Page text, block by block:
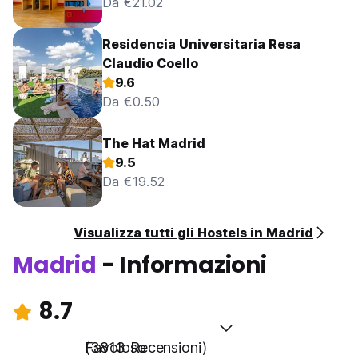
Residencia Universitaria Resa
Claudio Coello
9.6
Da €0.50
The Hat Madrid
9.5
Da €19.52
Visualizza tutti gli Hostels in Madrid
Madrid - Informazioni
8.7
Favoloso
(3813 Recensioni)